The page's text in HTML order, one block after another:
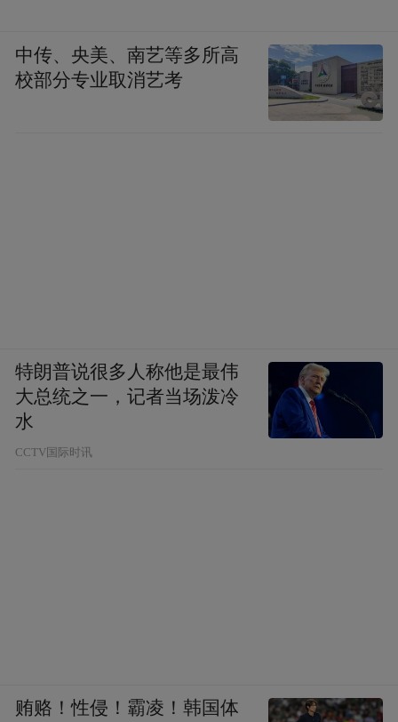
中传、央美、南艺等多所高
校部分专业取消艺考
特朗普说很多人称他是最伟
大总统之一，记者当场泼冷
水
CCTV国际时讯
贿赂！性侵！霸凌！韩国体